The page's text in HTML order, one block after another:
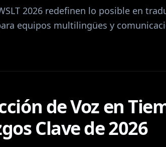
2026 redefinen lo posible en
equipos multilingües y
de Voz en
Clave de 2026